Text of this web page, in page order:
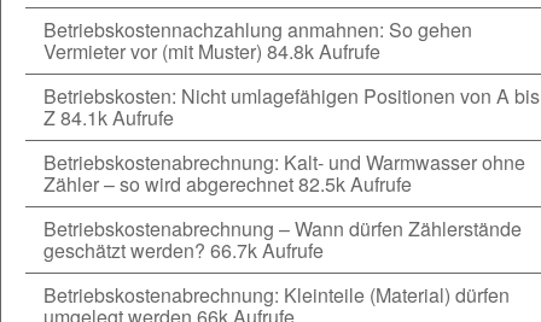
Betriebskostennachzahlung anmahnen: So gehen
Vermieter vor (mit Muster) 84.8k Aufrufe
Betriebskosten: Nicht umlagefähigen Positionen von A bis
Z84.1k Aufrufe
Betriebskostenabrechnung: Kalt- und Warmwasser ohne
Zähler – so wird abgerechnet82.5k Aufrufe
Betriebskostenabrechnung – Wann dürfen Zählerstände
geschätzt werden? 66.7k Aufrufe
Betriebskostenabrechnung: Kleinteile (Material) dürfen